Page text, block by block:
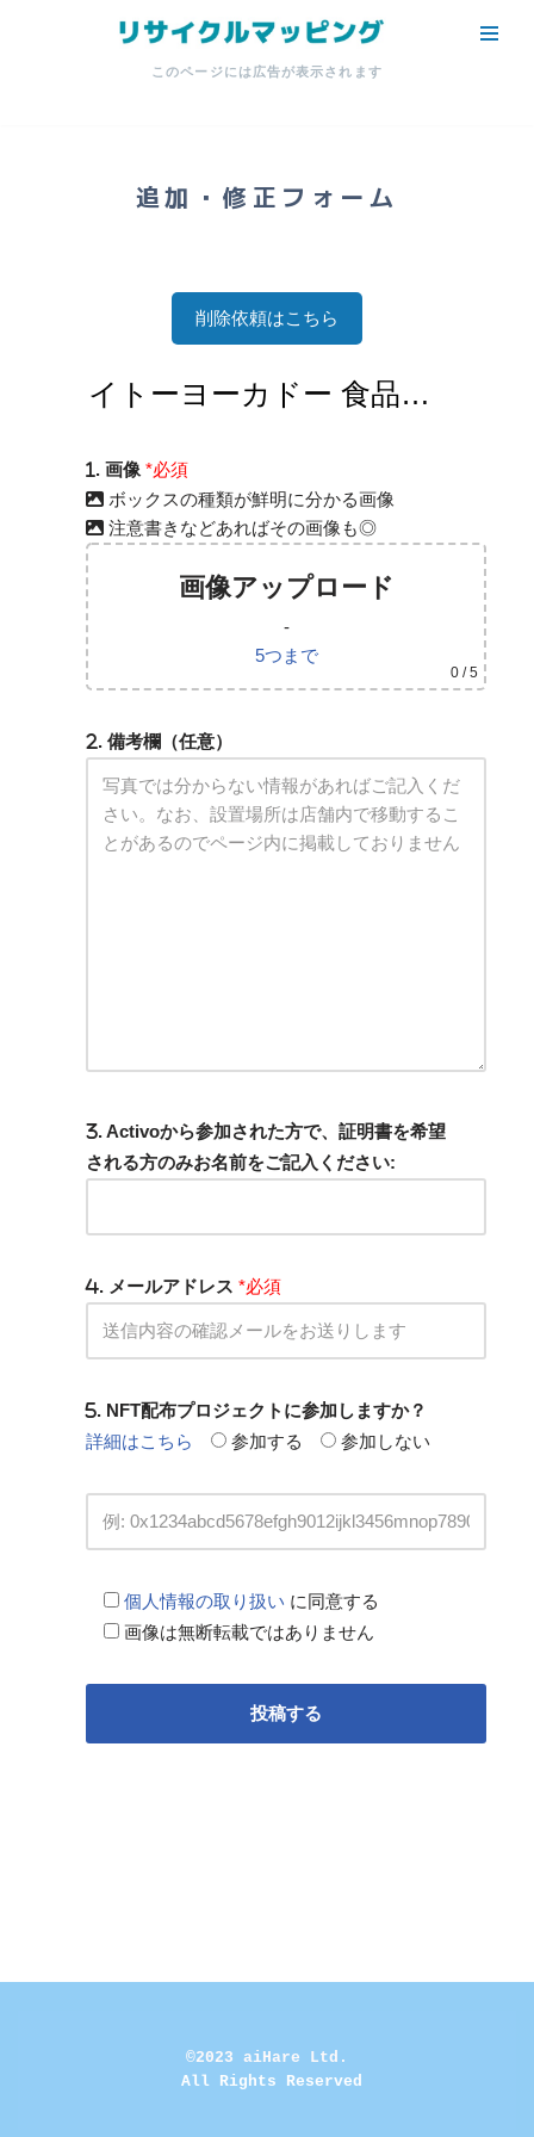
このページには広告が表示されます
追加・修正フォーム
削除依頼はこちら
. 画像 *必須
ボックスの種類が鮮明に分かる画像
注意書きなどあればその画像も◎
画像アップロード
-
5つまで
0 / 5
. 備考欄（任意）
. Activoから参加された方で、証明書を希望
される方のみお名前をご記入ください:
. メールアドレス *必須
. NFT配布プロジェクトに参加しますか？
詳細はこちら
参加する 参加しない
個人情報の取り扱い に同意する
画像は無断転載ではありません
©2023 aiHare Ltd.
All Rights Reserved